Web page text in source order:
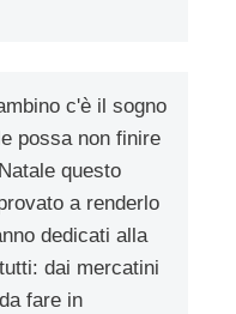
c'è il sogno
possa non finire
questo
a renderlo
dedicati alla
dai mercatini
fare in